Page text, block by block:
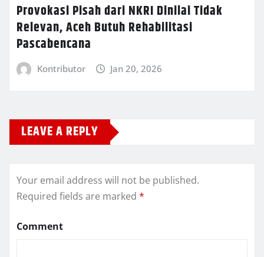
Provokasi Pisah dari NKRI Dinilai Tidak
Relevan, Aceh Butuh Rehabilitasi
Pascabencana
Kontributor Jan 20, 2026
LEAVE A REPLY
Your email address will not be published.
Required fields are marked *
Comment